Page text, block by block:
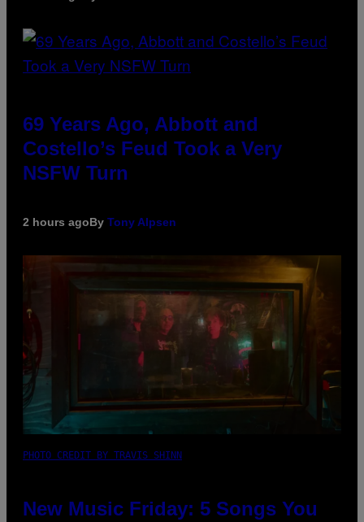
69 Years Ago, Abbott and
Costello’s Feud Took a Very
NSFW Turn
2 hours agoBy Tony Alpsen
PHOTO CREDIT BY TRAVIS SHINN
New Music Friday: 5 Songs You